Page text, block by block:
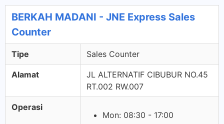
BERKAH MADANI - JNE Express Sales
Counter
Tipe Sales Counter
Alamat
JL ALTERNATIF CIBUBUR NO.45
RT.002 RW.007
Operasi
Mon: 08:30 - 17:00